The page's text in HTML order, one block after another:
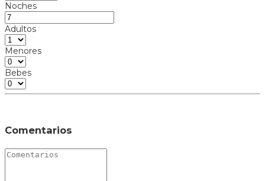
Noches
Adultos
Menores
Bebes
Comentarios